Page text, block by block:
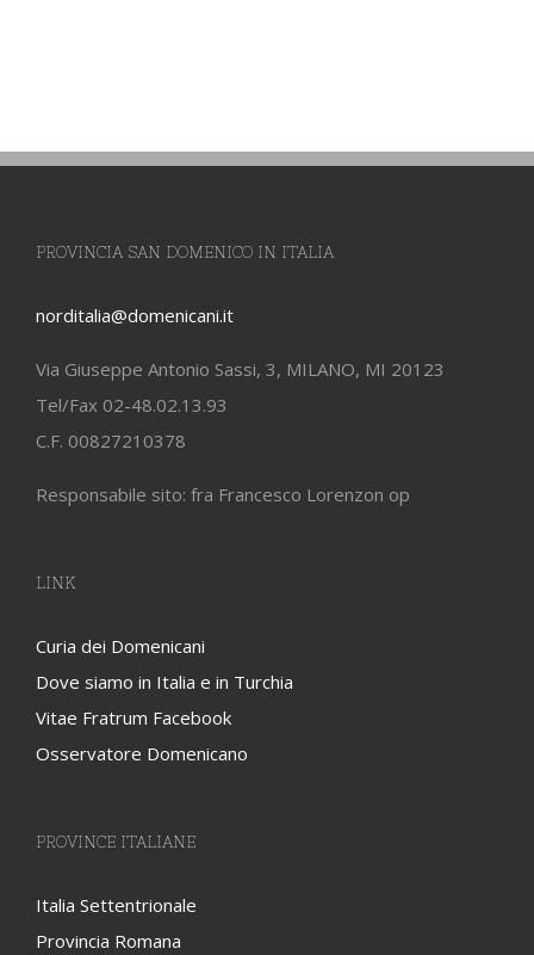
PROVINCIA SAN DOMENICO IN ITALIA
norditalia@domenicani.it
Via Giuseppe Antonio Sassi, 3, MILANO, MI 20123
Tel/Fax 02-48.02.13.93
C.F. 00827210378
Responsabile sito: fra Francesco Lorenzon op
LINK
Curia dei Domenicani
Dove siamo in Italia e in Turchia
Vitae Fratrum Facebook
Osservatore Domenicano
PROVINCE ITALIANE
Italia Settentrionale
Provincia Romana